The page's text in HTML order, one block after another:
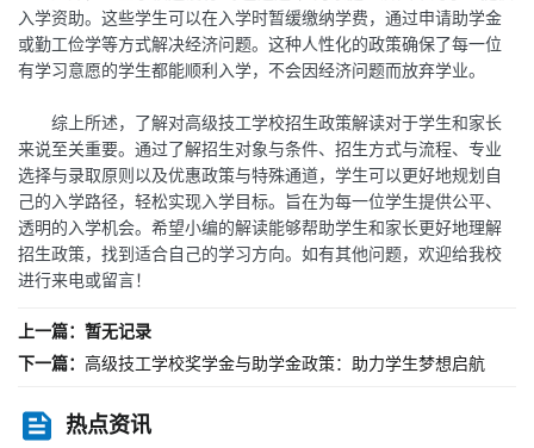
入学资助。这些学生可以在入学时暂缓缴纳学费，通过申请助学金
或勤工俭学等方式解决经济问题。这种人性化的政策确保了每一位
有学习意愿的学生都能顺利入学，不会因经济问题而放弃学业。
综上所述，了解对高级技工学校招生政策解读对于学生和家长
来说至关重要。通过了解招生对象与条件、招生方式与流程、专业
选择与录取原则以及优惠政策与特殊通道，学生可以更好地规划自
己的入学路径，轻松实现入学目标。旨在为每一位学生提供公平、
透明的入学机会。希望小编的解读能够帮助学生和家长更好地理解
招生政策，找到适合自己的学习方向。如有其他问题，欢迎给我校
进行来电或留言！
上一篇：暂无记录
下一篇： 高级技工学校奖学金与助学金政策：助力学生梦想启航
热点资讯